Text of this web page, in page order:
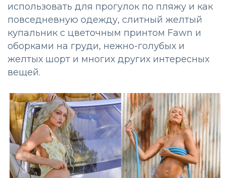
использовать для прогулок по пляжу и как
повседневную одежду, слитный желтый
купальник с цветочным принтом Fawn и
оборками на груди, нежно-голубых и
желтых шорт и многих других интересных
вещей.